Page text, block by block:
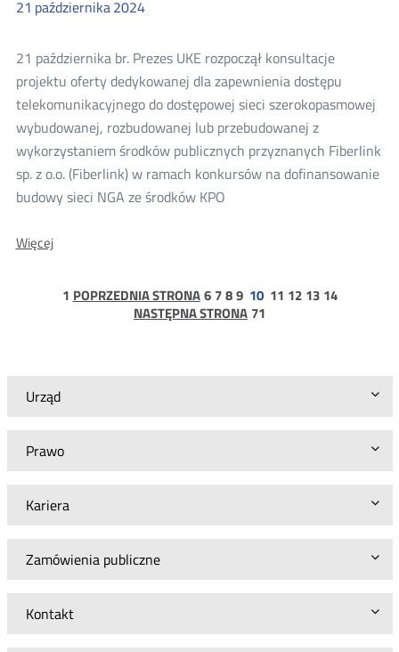
Urząd
Prawo
Kariera
Zamówienia publiczne
Kontakt
ws.
korzystania
z
nieruchomości
21 października2024
21 października br. Prezes UKE rozpoczął konsultacje
projektu oferty dedykowanej dla zapewnienia dostępu
telekomunikacyjnego do dostępowej sieci szerokopasmowej
wybudowanej, rozbudowanej lub przebudowanej z
wykorzystaniem środków publicznych przyznanych Fiberlink
sp. z o.o. (Fiberlink) w ramach konkursów na dofinansowanie
budowy sieci NGA ze środków KPO
WięcejO:
oferty
hurtowej
dla
Sieci
1strona
POPRZEDNIA STRONAstrona
6 strona
7strona
8strona
9 10 strona
11 strona
12 strona
13 strona
14
NASTĘPNA STRONA 71